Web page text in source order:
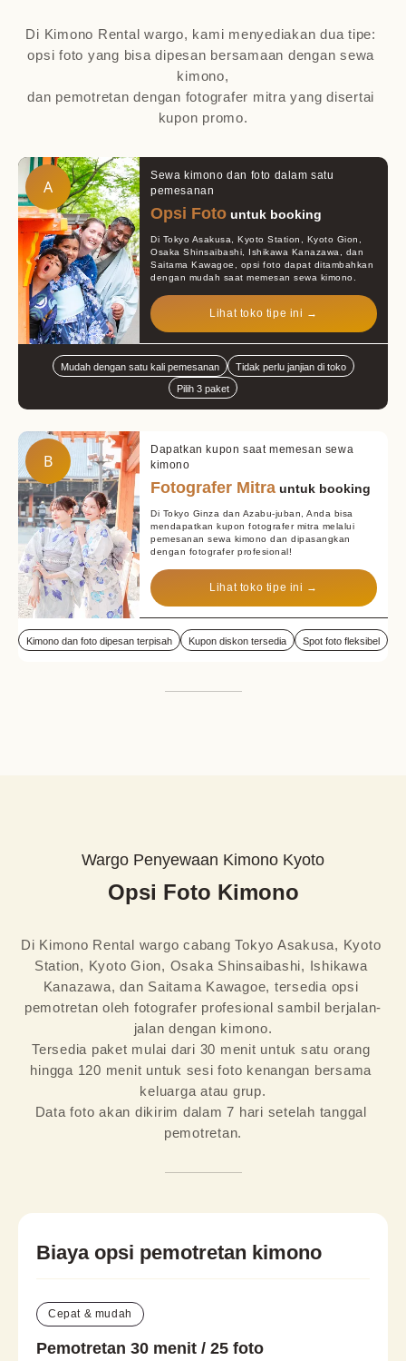
Di Kimono Rental wargo, kami menyediakan dua tipe:
opsi foto yang bisa dipesan bersamaan dengan sewa
kimono,
dan pemotretan dengan fotografer mitra yang disertai
kupon promo.
A
Sewa kimono dan foto dalam satu
pemesanan
Opsi Foto untuk booking
Di Tokyo Asakusa, Kyoto Station, Kyoto Gion,
Osaka Shinsaibashi, Ishikawa Kanazawa, dan
Saitama Kawagoe, opsi foto dapat ditambahkan
dengan mudah saat memesan sewa kimono.
Lihat toko tipe ini →
Mudah dengan satu kali pemesanan
Tidak perlu janjian di toko
Pilih 3 paket
B
Dapatkan kupon saat memesan sewa
kimono
Fotografer Mitra untuk booking
Di Tokyo Ginza dan Azabu-juban, Anda bisa
mendapatkan kupon fotografer mitra melalui
pemesanan sewa kimono dan dipasangkan
dengan fotografer profesional!
Lihat toko tipe ini →
Kimono dan foto dipesan terpisah Kupon diskon tersedia Spot foto fleksibel
Wargo Penyewaan Kimono Kyoto
Opsi Foto Kimono
Di Kimono Rental wargo cabang Tokyo Asakusa, Kyoto
Station, Kyoto Gion, Osaka Shinsaibashi, Ishikawa
Kanazawa, dan Saitama Kawagoe, tersedia opsi
pemotretan oleh fotografer profesional sambil berjalan-
jalan dengan kimono.
Tersedia paket mulai dari 30 menit untuk satu orang
hingga 120 menit untuk sesi foto kenangan bersama
keluarga atau grup.
Data foto akan dikirim dalam 7 hari setelah tanggal
pemotretan.
Biaya opsi pemotretan kimono
Cepat & mudah
Pemotretan 30 menit / 25 foto